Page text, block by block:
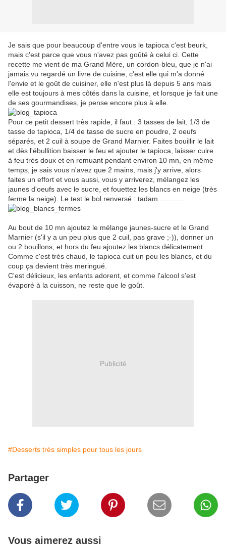
Je sais que pour beaucoup d'entre vous le tapioca c'est beurk,
mais c'est parce que vous n'avez pas goûté à celui ci. Cette
recette me vient de ma Grand Mère, un cordon-bleu, que je n'ai
jamais vu regardé un livre de cuisine, c'est elle qui m'a donné
l'envie et le goût de cuisiner, elle n'est plus là depuis 5 ans mais
elle est toujours à mes côtés dans la cuisine, et lorsque je fait une
de ses gourmandises, je pense encore plus à elle.
Pour ce petit dessert très rapide, il faut : 3 tasses de lait, 1/3 de
tasse de tapioca, 1/4 de tasse de sucre en poudre, 2 oeufs
séparés, et 2 cuil à soupe de Grand Marnier. Faites bouillir le lait
et dès l'ébullition baisser le feu et ajouter le tapioca, laisser cuire
à feu très doux et en remuant pendant environ 10 mn, en même
temps, je sais vous n'avez que 2 mains, mais j'y arrive, alors
faites un effort et vous aussi, vous y arriverez, mélangez les
jaunes d'oeufs avec le sucre, et fouettez les blancs en neige (très
ferme la neige). Le test le bol renversé : tadam.............
Au bout de 10 mn ajoutez le mélange jaunes-sucre et le Grand
Marnier (s'il y a un peu plus que 2 cuil, pas grave ;-)), donner un
ou 2 bouillons, et hors du feu ajoutez les blancs délicatement.
Comme c'est très chaud, le tapioca cuit un peu les blancs, et du
coup ça devient très meringué.
C'est délicieux, les enfants adorent, et comme l'alcool s'est
évaporé à la cuisson, ne reste que le goût.
Publicité
#Desserts très simples pour tous les jours
Partager
Vous aimerez aussi